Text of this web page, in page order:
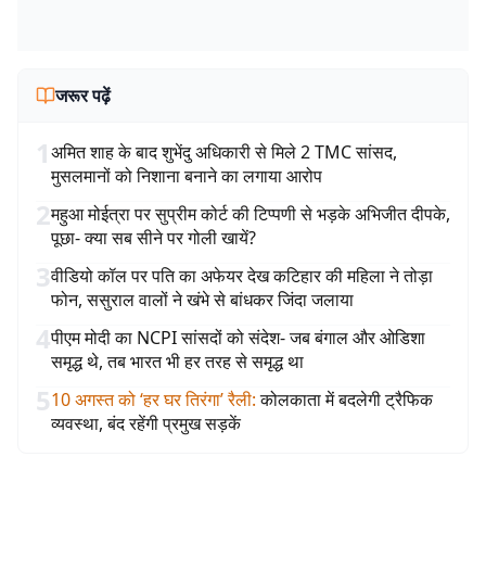
जरूर पढ़ें
1अमित शाह के बाद शुभेंदु अधिकारी से मिले 2 TMC सांसद,
मुसलमानों को निशाना बनाने का लगाया आरोप
2महुआ मोईत्रा पर सुप्रीम कोर्ट की टिप्पणी से भड़के अभिजीत दीपके,
पूछा- क्या सब सीने पर गोली खायें?
3वीडियो कॉल पर पति का अफेयर देख कटिहार की महिला ने तोड़ा
फोन, ससुराल वालों ने खंभे से बांधकर जिंदा जलाया
4पीएम मोदी का NCPI सांसदों को संदेश- जब बंगाल और ओडिशा
समृद्ध थे, तब भारत भी हर तरह से समृद्ध था
510 अगस्त को ‘हर घर तिरंगा’ रैली: कोलकाता में बदलेगी ट्रैफिक
व्यवस्था, बंद रहेंगी प्रमुख सड़कें